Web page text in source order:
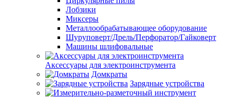
Лобзики
Миксеры
Металлообрабатывающее оборудование
Шуруповерт/Дрель/Перфоратор/Гайковерт
Машины шлифовальные
Аксессуары для электроинструмента
Домкраты
Зарядные устройства